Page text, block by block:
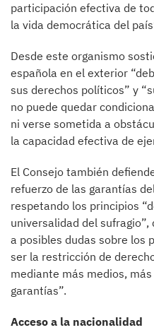
participación efectiva de
la vida democrática del
Desde este organismo
española en el exterior
sus derechos políticos” y
no puede quedar
ni verse sometida a
la capacidad efectiva de
El Consejo también
refuerzo de las garantías
respetando los principios
universalidad del
a posibles dudas sobre los
ser la restricción de
mediante más medios,
garantías”.
Acceso a la nacionalidad